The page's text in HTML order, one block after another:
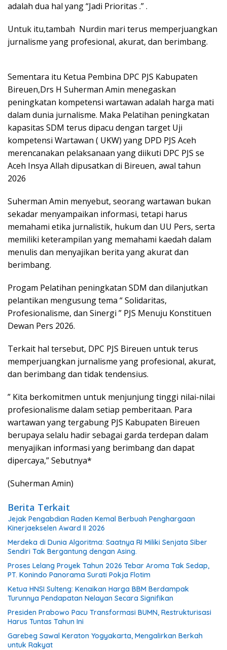
adalah dua hal yang “Jadi Prioritas .” .
Untuk itu,tambah Nurdin mari terus memperjuangkan
jurnalisme yang profesional, akurat, dan berimbang.
Sementara itu Ketua Pembina DPC PJS Kabupaten
Bireuen,Drs H Suherman Amin menegaskan
peningkatan kompetensi wartawan adalah harga mati
dalam dunia jurnalisme. Maka Pelatihan peningkatan
kapasitas SDM terus dipacu dengan target Uji
kompetensi Wartawan ( UKW) yang DPD PJS Aceh
merencanakan pelaksanaan yang diikuti DPC PJS se
Aceh Insya Allah dipusatkan di Bireuen, awal tahun
2026
Suherman Amin menyebut, seorang wartawan bukan
sekadar menyampaikan informasi, tetapi harus
memahami etika jurnalistik, hukum dan UU Pers, serta
memiliki keterampilan yang memahami kaedah dalam
menulis dan menyajikan berita yang akurat dan
berimbang.
Progam Pelatihan peningkatan SDM dan dilanjutkan
pelantikan mengusung tema “ Solidaritas,
Profesionalisme, dan Sinergi ” PJS Menuju Konstituen
Dewan Pers 2026.
Terkait hal tersebut, DPC PJS Bireuen untuk terus
memperjuangkan jurnalisme yang profesional, akurat,
dan berimbang dan tidak tendensius.
” Kita berkomitmen untuk menjunjung tinggi nilai-nilai
profesionalisme dalam setiap pemberitaan. Para
wartawan yang tergabung PJS Kabupaten Bireuen
berupaya selalu hadir sebagai garda terdepan dalam
menyajikan informasi yang berimbang dan dapat
dipercaya,” Sebutnya*
(Suherman Amin)
Berita Terkait
Jejak Pengabdian Raden Kemal Berbuah Penghargaan
Kinerjaekselen Award II 2026
Merdeka di Dunia Algoritma: Saatnya RI Miliki Senjata Siber
Sendiri Tak Bergantung dengan Asing.
Proses Lelang Proyek Tahun 2026 Tebar Aroma Tak Sedap,
PT. Konindo Panorama Surati Pokja Flotim
Ketua HNSI Sulteng: Kenaikan Harga BBM Berdampak
Turunnya Pendapatan Nelayan Secara Signifikan
Presiden Prabowo Pacu Transformasi BUMN, Restrukturisasi
Harus Tuntas Tahun Ini
Garebeg Sawal Keraton Yogyakarta, Mengalirkan Berkah
untuk Rakyat